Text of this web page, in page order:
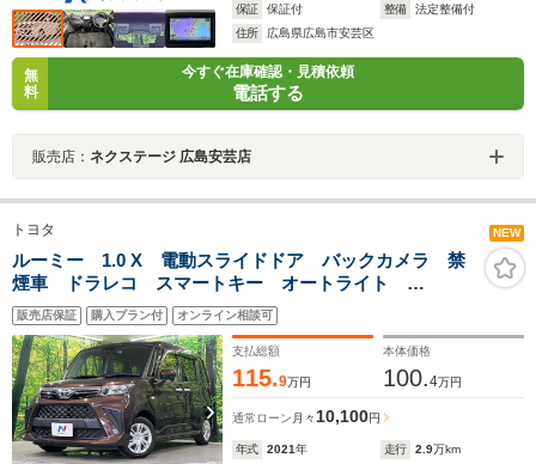
保証
保証付 整備
法定整備付
住所
広島県広島市安芸区
無
料
今すぐ在庫確認・見積依頼
電話する
販売店： ネクステージ 広島安芸店
トヨタ NEW
ルーミー 1.0 X 電動スライドドア バックカメラ 禁
煙車 ドラレコ スマートキー オートライト
Bluetooth フルセグ
販売店保証 購入プラン付 オンライン相談可
支払総額
115.9万円
本体価格
100.4万円
通常ローン 月々 10,100円
年式 2021年 走行 2.9万km